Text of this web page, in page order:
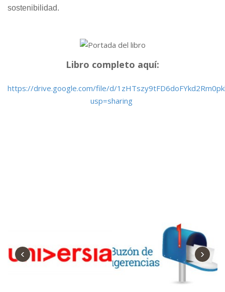
sostenibilidad.
Libro completo aquí:
https://drive.google.com/file/d/
usp=sharing
‹ ›